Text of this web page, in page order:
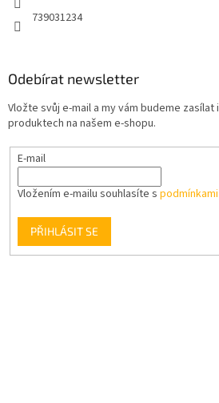
739031234
Odebírat newsletter
Vložte svůj e-mail a my vám budeme
produktech na našem e-shopu.
E-mail
Vložením e-mailu souhlasíte s
PŘIHLÁSIT SE